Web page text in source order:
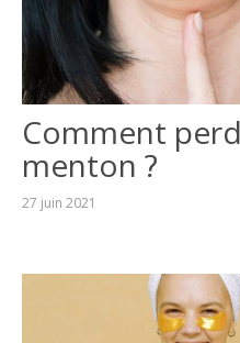
Comment
menton ?
27 juin 2021